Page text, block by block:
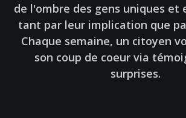
de l'ombre des gens uniques et
tant par leur implication que
Chaque semaine, un citoyen
son coup de coeur via
surprises.